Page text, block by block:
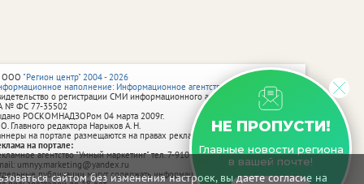
сайтом без изменения настроек, вы даете согласие на
НЕ ПРОПУСТИ!
Главные новости региона
в вашей почте!
"Регион центр" 2004 - 2026
наполнение: Информационное агентство vRossii.ru
о регистрации СМИ информационного агентства vRossii.ru
№ ФС 77‑35502
РОСКОМНАДЗОРом 04 марта 2009г.
Главного редактора Нарыков А. Н.
на портале размещаются на правах рекламы.
на портале:
агентство "Умный маркетинг" тел. 7-910-267-70-40,
umnyy.marketing@yandex.ru
публикации могут содержать информацию, не предназначенную